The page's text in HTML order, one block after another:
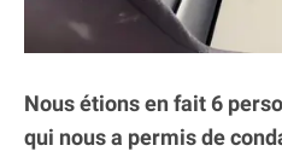
Nous étions en fait 6
qui nous a permis de